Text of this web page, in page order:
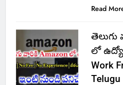
Read
తెలుగు
లో
Work